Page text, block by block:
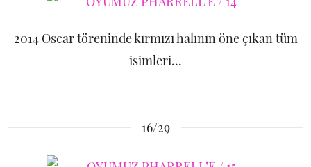
2014 Oscar töreninde kırmızı halının öne çıkan tüm
isimleri...
16/29